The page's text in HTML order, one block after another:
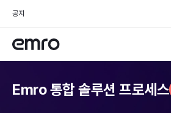
공지
Emro 통합 솔루션 프로세스